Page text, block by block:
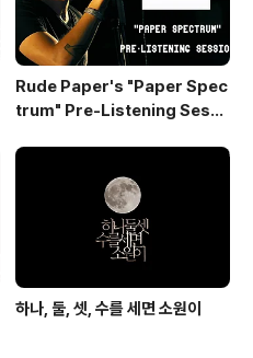
Rude Paper's "Paper Spec
trum" Pre-Listening Sessi
하나, 둘, 셋, 수를 세면 소원이